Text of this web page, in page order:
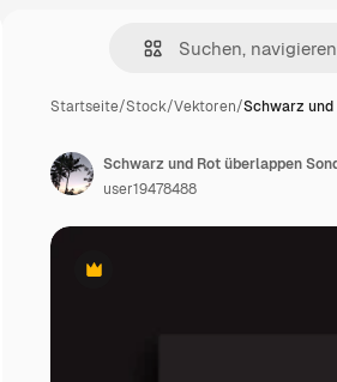
Startseite/Stock/Vektoren/Schwarz und
Premium
Schwarz und Rot überlappen
user19478488